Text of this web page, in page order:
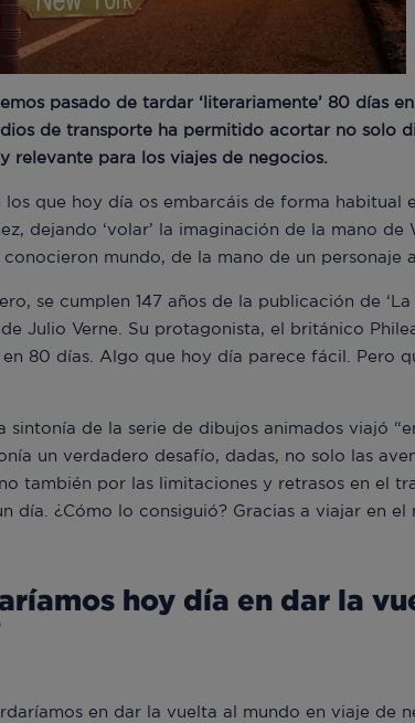
pasado de tardar ‘literariamente’ 80 días
de transporte ha permitido acortar no solo
relevante para los viajes de negocios.
los que hoy día os embarcáis de forma habitual
dejando ‘volar’ la imaginación de la mano
mundo, de la mano de un personaje
se cumplen 147 años de la publicación de
Julio Verne. Su protagonista, el británico
80 días. Algo que hoy día parece fácil. Pero
sintonía de la serie de dibujos animados viajó
un verdadero desafío, dadas, no solo las
también por las limitaciones y retrasos en el
día. ¿Cómo lo consiguió? Gracias a viajar en
hoy día en dar la
en dar la vuelta al mundo en viaje de